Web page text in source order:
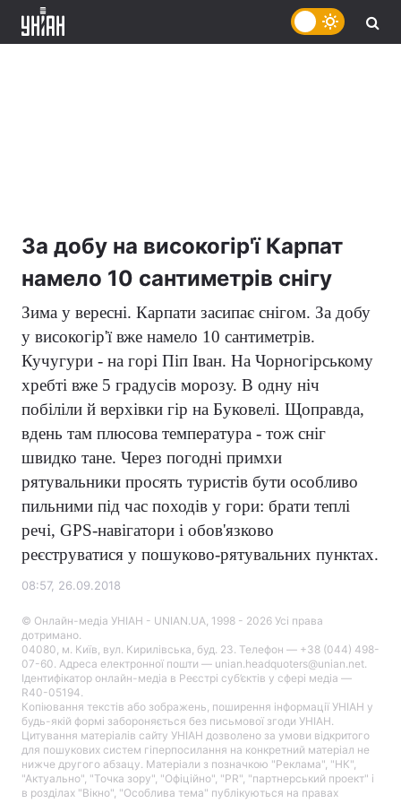
За добу на високогір'ї Карпат
намело 10 сантиметрів снігу
Зима у вересні. Карпати засипає снігом. За добу
у високогір'ї вже намело 10 сантиметрів.
Кучугури - на горі Піп Іван. На Чорногірському
хребті вже 5 градусів морозу. В одну ніч
побіліли й верхівки гір на Буковелі. Щоправда,
вдень там плюсова температура - тож сніг
швидко тане. Через погодні примхи
рятувальники просять туристів бути особливо
пильними під час походів у гори: брати теплі
речі, GPS-навігатори і обов'язково
реєструватися у пошуково-рятувальних пунктах.
08:57, 26.09.2018
© Онлайн-медіа УНІАН - UNIAN.UA, 1998 - 2026 Усі права
дотримано.
04080, м. Київ, вул. Кирилівська, буд. 23. Телефон — +38 (044) 498-
07-60. Адреса електронної пошти — unian.headquoters@unian.net.
Ідентифікатор онлайн-медіа в Реєстрі суб’єктів у сфері медіа —
R40-05194.
Копіювання текстів або зображень, поширення інформації УНІАН у
будь-якій формі забороняється без письмової згоди УНІАН.
Цитування матеріалів сайту УНІАН дозволено за умови відкритого
для пошукових систем гіперпосилання на конкретний матеріал не
нижче другого абзацу. Матеріали з позначкою "Реклама", "НК",
"Актуально", "Точка зору", "Офіційно", "PR", "партнерський проект" і
в розділах "Вікно", "Особлива тема" публікуються на правах